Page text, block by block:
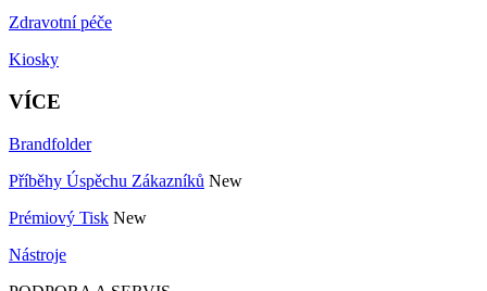
Zdravotní péče
Kiosky
VÍCE
Brandfolder
Příběhy Úspěchu Zákazníků New
Prémiový Tisk New
Nástroje